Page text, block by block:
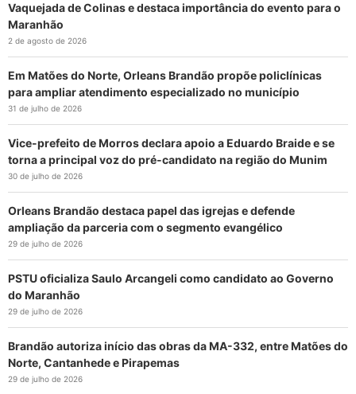
Vaquejada de Colinas e destaca importância do evento para o
Maranhão
2 de agosto de 2026
Em Matões do Norte, Orleans Brandão propõe policlínicas
para ampliar atendimento especializado no município
31 de julho de 2026
Vice-prefeito de Morros declara apoio a Eduardo Braide e se
torna a principal voz do pré-candidato na região do Munim
30 de julho de 2026
Orleans Brandão destaca papel das igrejas e defende
ampliação da parceria com o segmento evangélico
29 de julho de 2026
PSTU oficializa Saulo Arcangeli como candidato ao Governo
do Maranhão
29 de julho de 2026
Brandão autoriza início das obras da MA-332, entre Matões do
Norte, Cantanhede e Pirapemas
29 de julho de 2026